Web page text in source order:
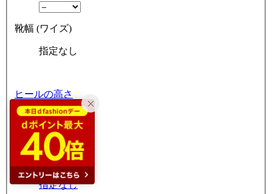
靴幅 (ワイズ)
指定なし
ヒールの高さ
指定なし
ヒールの形
指定なし
つま先の形状
指定なし